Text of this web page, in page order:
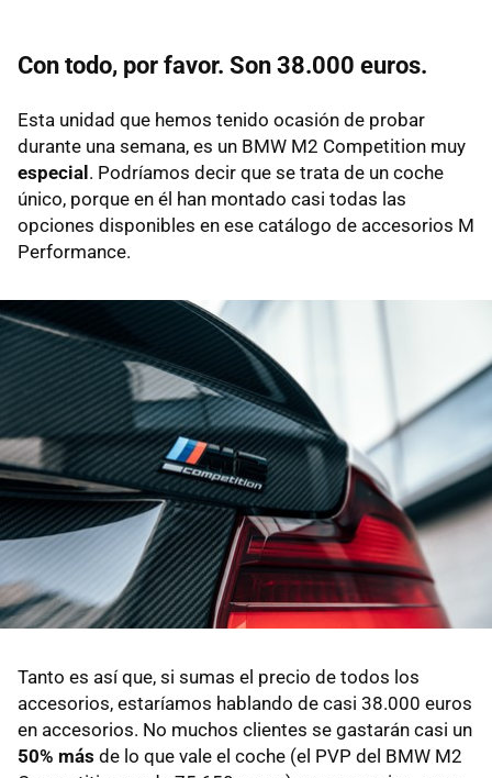
Con todo, por favor. Son 38.000 euros.
Esta unidad que hemos tenido ocasión de probar
durante una semana, es un BMW M2 Competition muy
especial . Podríamos decir que se trata de un coche
único, porque en él han montado casi todas las
opciones disponibles en ese catálogo de accesorios M
Performance.
Tanto es así que, si sumas el precio de todos los
accesorios, estaríamos hablando de casi 38.000 euros
en accesorios. No muchos clientes se gastarán casi un
50% más de lo que vale el coche (el PVP del BMW M2